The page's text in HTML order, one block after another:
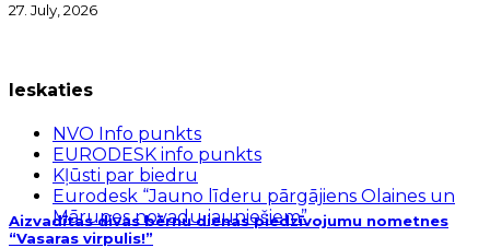
27. July, 2026
Aizvadītas divas bērnu dienas piedzīvojumu nometnes
“Vasaras virpulis!”
Ieskaties
NVO Info punkts
EURODESK info punkts
Kļūsti par biedru
Eurodesk “Jauno līderu pārgājiens Olaines un
Mārupes novadu jauniešiem”